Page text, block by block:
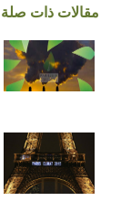
مقالات ذات صلة